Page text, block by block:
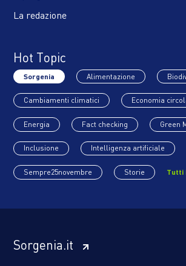
La redazione
Hot Topic
Sorgenia Alimentazione
Cambiamenti climatici Economia
Energia Fact checking Green
Inclusione Intelligenza artificiale
Sempre25novembre Storie Tutti
Sorgenia.it